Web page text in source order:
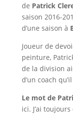
de Patrick
saison 2016-
d’une saison à
Joueur de
peinture,
de la division
d’un coach
Le mot de
ici. J’ai